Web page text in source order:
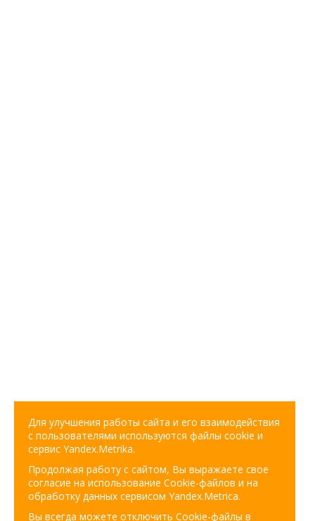
Для улучшения работы сайта и его взаимодействия
с пользователями используются файлы cookie и
сервис Yandex.Metrika.
Продолжая работу с сайтом, Вы выражаете свое
согласие на использование Cookie-файлов и на
обработку данных сервисом Yandex.Metrica.
Вы всегда можете отключить Cookie-файлы в